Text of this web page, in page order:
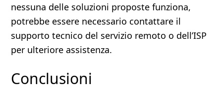
nessuna delle soluzioni proposte funziona,
potrebbe essere necessario contattare il
supporto tecnico del servizio remoto o dell’ISP
per ulteriore assistenza.
Conclusioni